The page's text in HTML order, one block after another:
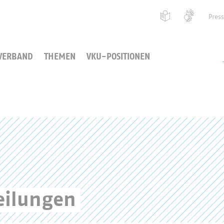
THEMEN VKU-POSITIONEN